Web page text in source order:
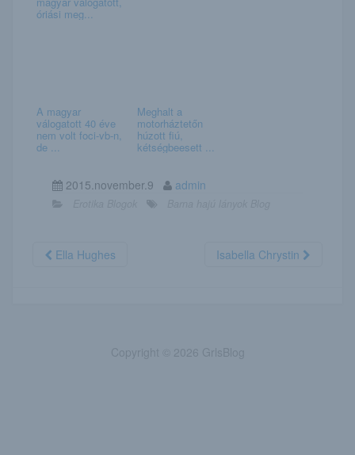
óriási meg...
A magyar
válogatott 40 éve
nem volt foci-vb-n,
de ...
Meghalt a
motorháztetőn
húzott fiú,
kétségbeesett ...
2015.november.9 admin
Ella Hughes Isabella Chrystin